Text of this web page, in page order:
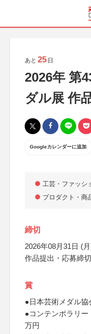
あと 25 日
2026年 第
ダル展 作
Googleカレンダーに追加
工芸・ファッシ
プロダクト・商
締切
2026年08月31日 (
作品提出・応募締
賞
●日本芸術メダル
●コンテンポラリ
万円